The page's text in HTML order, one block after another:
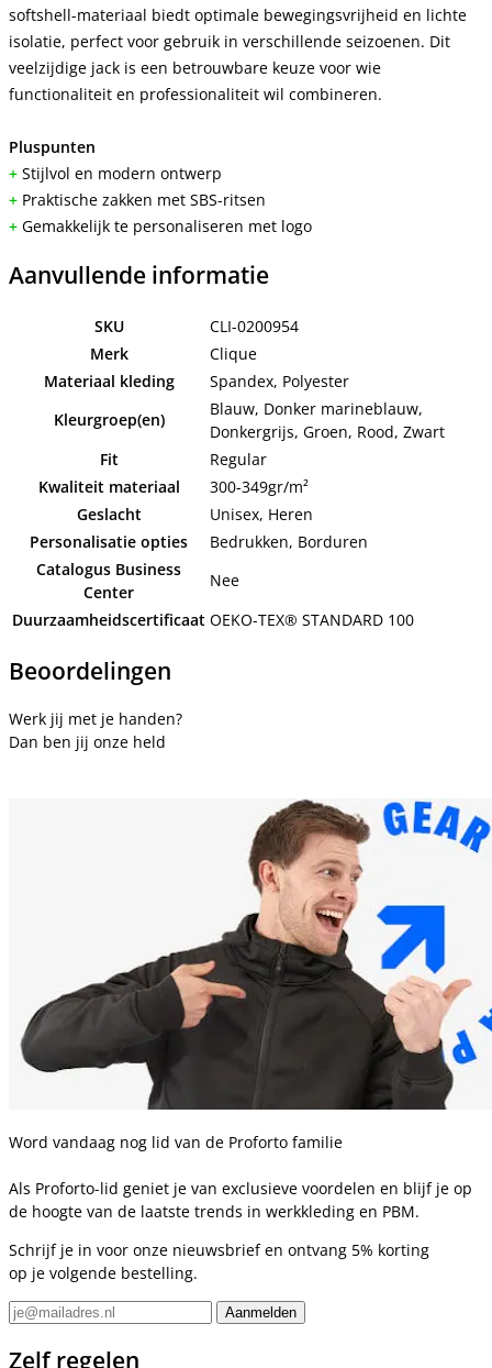
softshell-materiaal biedt optimale bewegingsvrijheid en lichte
isolatie, perfect voor gebruik in verschillende seizoenen. Dit
veelzijdige jack is een betrouwbare keuze voor wie
functionaliteit en professionaliteit wil combineren.
Pluspunten
+ Stijlvol en modern ontwerp
+ Praktische zakken met SBS-ritsen
+ Gemakkelijk te personaliseren met logo
Aanvullende informatie
SKU
CLI-0200954
Merk
Clique
Materiaal kleding
Spandex, Polyester
Kleurgroep(en)
Blauw, Donker marineblauw,
Donkergrijs, Groen, Rood, Zwart
Fit
Regular
Kwaliteit materiaal
300-349gr/m²
Geslacht
Unisex, Heren
Personalisatie opties
Bedrukken, Borduren
Catalogus Business
Center
Nee
Duurzaamheidscertificaat OEKO-TEX® STANDARD 100
Beoordelingen
Werk jij met je handen?
Dan ben jij onze held
Word vandaag nog lid van de Proforto familie
Als Proforto-lid geniet je van exclusieve voordelen en blijf je op
de hoogte van de laatste trends in werkkleding en PBM.
Schrijf je in voor onze nieuwsbrief en ontvang 5% korting
op je volgende bestelling.
Zelf regelen